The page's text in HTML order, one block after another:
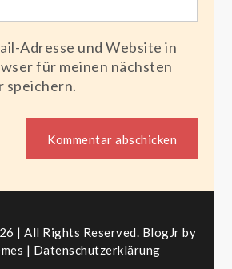
Adresse und Website in
für meinen nächsten
speichern.
| All Rights Reserved. BlogJr by
| Datenschutzerklärung